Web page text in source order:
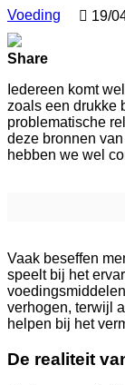
Voeding  19/
Share
Iedereen komt
zoals een drukke
problematische
deze bronnen
hebben we wel
Vaak beseffen
speelt bij het
verhogen, terwijl
helpen bij het
De realiteit